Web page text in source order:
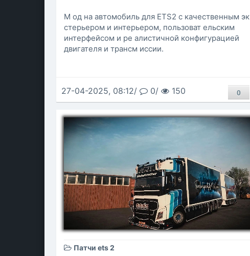
М од на автомобиль для ETS2 с качественным эк
стерьером и интерьером, пользоват ельским
интерфейсом и ре алистичной конфигурацией
двигателя и трансм иссии.
27-04-2025, 08:12/ 0/ 150 0
Патчи ets 2